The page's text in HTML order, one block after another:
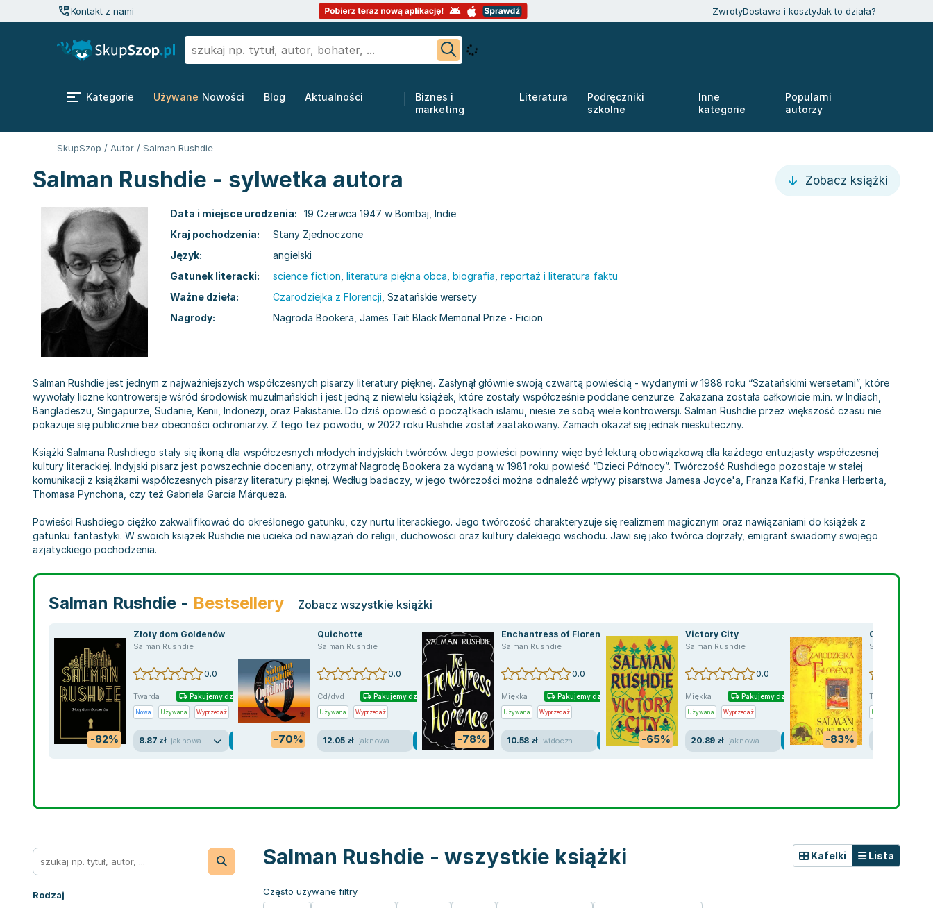
Kontakt z nami ZwrotyDostawa i kosztyJak to działa?
Kategorie Używane Nowości Blog Aktualności
Biznes i
marketing
Literatura
Podręczniki
szkolne
Inne
kategorie
Popularni
autorzy
SkupSzop / Autor / Salman Rushdie
Salman Rushdie - sylwetka autora Zobacz książki
Data i miejsce urodzenia:
19 Czerwca 1947 w Bombaj, Indie
Kraj pochodzenia:
Stany Zjednoczone
Język:
angielski
Gatunek literacki:
science fiction literatura piękna obca biografia reportaż i literatura faktu
Ważne dzieła:
Czarodziejka z Florencji , Szatańskie wersety
Nagrody:
Nagroda Bookera, James Tait Black Memorial Prize - Ficion
Salman Rushdie jest jednym z najważniejszych współczesnych pisarzy literatury pięknej. Zasłynął głównie swoją czwartą powieścią - wydanymi w 1988 roku “Szatańskimi wersetami”, które
wywołały liczne kontrowersje wśród środowisk muzułmańskich i jest jedną z niewielu książek, które zostały współcześnie poddane cenzurze. Zakazana została całkowicie m.in. w Indiach,
Bangladeszu, Singapurze, Sudanie, Kenii, Indonezji, oraz Pakistanie. Do dziś opowieść o początkach islamu, niesie ze sobą wiele kontrowersji. Salman Rushdie przez większość czasu nie
pokazuje się publicznie bez obecności ochroniarzy. Z tego też powodu, w 2022 roku Rushdie został zaatakowany. Zamach okazał się jednak nieskuteczny.
Książki Salmana Rushdiego stały się ikoną dla współczesnych młodych indyjskich twórców. Jego powieści powinny więc być lekturą obowiązkową dla każdego entuzjasty współczesnej
kultury literackiej. Indyjski pisarz jest powszechnie doceniany, otrzymał Nagrodę Bookera za wydaną w 1981 roku powieść “Dzieci Północy”. Twórczość Rushdiego pozostaje w stałej
komunikacji z książkami współczesnych pisarzy literatury pięknej. Według badaczy, w jego twórczości można odnaleźć wpływy pisarstwa Jamesa Joyce'a, Franza Kafki, Franka Herberta,
Thomasa Pynchona, czy też Gabriela García Márqueza.
Powieści Rushdiego ciężko zakwalifikować do określonego gatunku, czy nurtu literackiego. Jego twórczość charakteryzuje się realizmem magicznym oraz nawiązaniami do książek z
gatunku fantastyki. W swoich książek Rushdie nie ucieka od nawiązań do religii, duchowości oraz kultury dalekiego wschodu. Jawi się jako twórca dojrzały, emigrant świadomy swojego
azjatyckiego pochodzenia.
Salman Rushdie - Bestsellery Zobacz wszystkie książki
-82%
Złoty dom Goldenów
Salman Rushdie
0.0
Twarda Pakujemy dzisiaj
Nowa Używana Wyprzedaż
8.87 zł jak nowa -70%
Quichotte
Salman Rushdie
0.0
Cd/dvd Pakujemy dzisiaj
Używana Wyprzedaż
12.05 zł jak nowa -78%
Enchantress of Florence
Salman Rushdie
0.0
Miękka Pakujemy dzisiaj
Używana Wyprzedaż
10.58 zł -65%
Victory City
Salman Rushdie
0.0
Miękka Pakujemy dzisiaj
Używana Wyprzedaż
20.89 zł jak nowa -83%
Czarodziejka
Salman Rushdie
Twarda
Rodzaj
Salman Rushdie - wszystkie książki
Często używane filtry
Kafelki Lista